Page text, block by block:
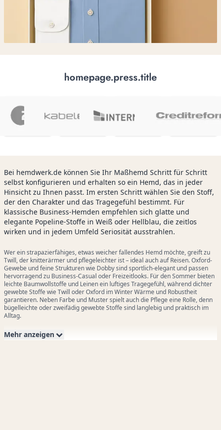
homepage.press.title
Bei hemdwerk.de können Sie Ihr Maßhemd Schritt für Schritt
selbst konfigurieren und erhalten so ein Hemd, das in jeder
Hinsicht zu Ihnen passt. Im ersten Schritt wählen Sie den Stoff,
der den Charakter und das Tragegefühl bestimmt. Für
klassische Business-Hemden empfehlen sich glatte und
elegante Popeline-Stoffe in Weiß oder Hellblau, die zeitlos
wirken und in jedem Umfeld Seriosität ausstrahlen.
Wer ein strapazierfähiges, etwas weicher fallendes Hemd möchte, greift zu
Twill, der knitterärmer und pflegeleichter ist – ideal auch auf Reisen. Oxford-
Gewebe und feine Strukturen wie Dobby sind sportlich-elegant und passen
hervorragend zu Business-Casual oder Freizeitlooks. Für den Sommer bieten
leichte Baumwollstoffe und Leinen ein luftiges Tragegefühl, während dichter
gewebte Stoffe wie Twill oder Oxford im Winter Wärme und Robustheit
garantieren. Neben Farbe und Muster spielt auch die Pflege eine Rolle, denn
bügelleichte oder zweifädig gewebte Stoffe sind langlebig und praktisch im
Alltag.
Mehr anzeigen